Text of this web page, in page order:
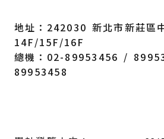
地址：242030 新北市新莊區
14F/15F/16F
總機：02-89953456 /
89953458